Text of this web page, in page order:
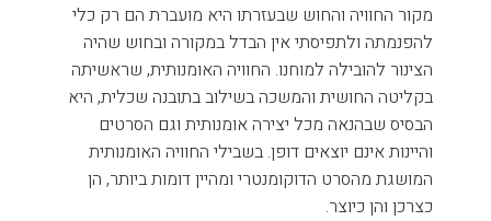
מקור החוויה והחוש שבעזרתו היא מועברת הם רק כלי
להפנמתה ולתפיסתי אין הבדל במקורה ובחוש שהיה
הצינור להובילה למוחנו. החוויה האומנותית, שראשיתה
בקליטה החושית והמשכה בשילוב בתובנה שכלית, היא
הבסיס שבהנאה מכל יצירה אומנותית וגם הסרטים
והיינות אינם יוצאים דופן. בשבילי החוויה האומנותית
המושגת מהסרט הדוקומנטרי ומהיין דומות ביותר, הן
כצרכן והן כיוצר.